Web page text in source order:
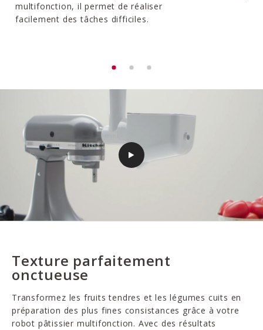
multifonction, il permet de réaliser
facilement des tâches difficiles.
Texture parfaitement
onctueuse
Transformez les fruits tendres et les légumes cuits en
préparation des plus fines consistances grâce à votre
robot pâtissier multifonction. Avec des résultats